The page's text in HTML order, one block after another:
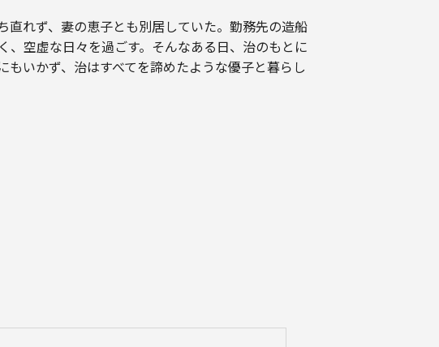
れず、妻の恵子とも別居していた。勤務先の造船
空虚な日々を過ごす。そんなある日、治のもとに
いかず、治はすべてを諦めたような優子と暮らし